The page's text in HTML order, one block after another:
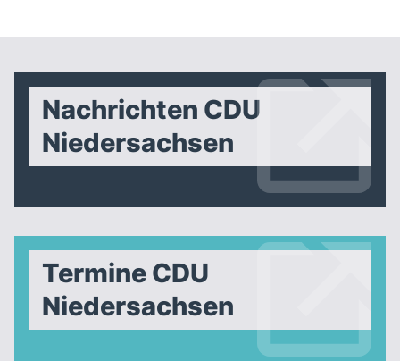
Nachrichten CDU
Niedersachsen
Termine CDU
Niedersachsen